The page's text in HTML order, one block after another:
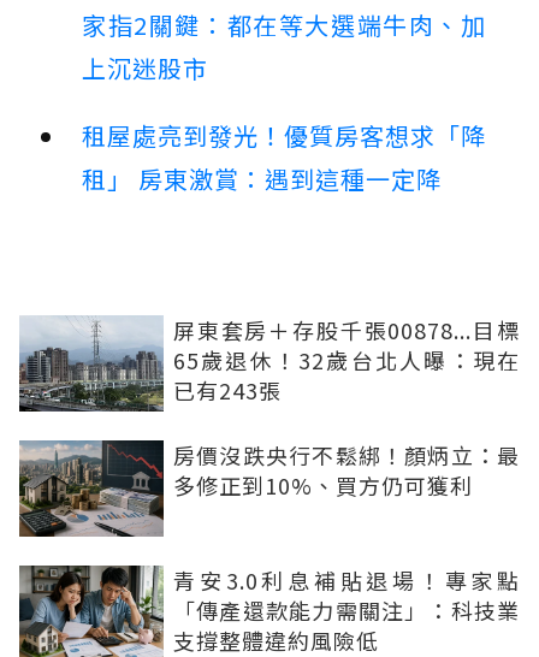
家指2關鍵：都在等大選端牛肉、加
上沉迷股市
租屋處亮到發光！優質房客想求「降
租」 房東激賞：遇到這種一定降
屏東套房＋存股千張00878...目標
65歲退休！32歲台北人曝：現在
已有243張
房價沒跌央行不鬆綁！顏炳立：最
多修正到10%、買方仍可獲利
青安3.0利息補貼退場！專家點
「傳產還款能力需關注」：科技業
支撐整體違約風險低